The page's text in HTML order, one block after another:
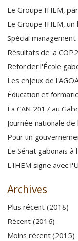
Le Groupe IHEM,
Le Groupe IHEM, un
Spécial
Résultats de la
Refonder l'École
Les enjeux de
Éducation et
La CAN 2017 au
Journée nationale de
Pour un
Le Sénat gabonais à
L'IHEM signe avec
Archives
Plus récent (2018)
Récent (2016)
Moins récent (2015)